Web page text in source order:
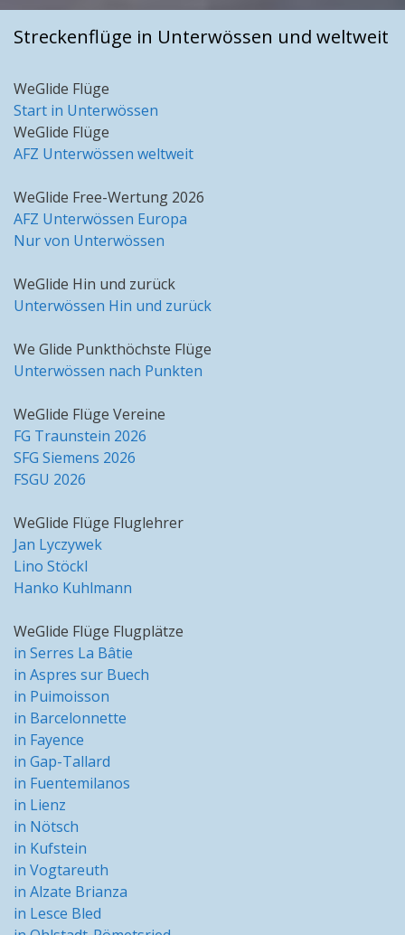
Streckenflüge in Unterwössen und weltweit
WeGlide Flüge
Start in Unterwössen
WeGlide Flüge
AFZ Unterwössen weltweit
WeGlide Free-Wertung 2026
AFZ Unterwössen Europa
Nur von Unterwössen
WeGlide Hin und zurück
Unterwössen Hin und zurück
We Glide Punkthöchste Flüge
Unterwössen nach Punkten
WeGlide Flüge Vereine
FG Traunstein 2026
SFG Siemens 2026
FSGU 2026
WeGlide Flüge Fluglehrer
Jan Lyczywek
Lino Stöckl
Hanko Kuhlmann
WeGlide Flüge Flugplätze
in Serres La Bâtie
in Aspres sur Buech
in Puimoisson
in Barcelonnette
in Fayence
in Gap-Tallard
in Fuentemilanos
in Lienz
in Nötsch
in Kufstein
in Vogtareuth
in Alzate Brianza
in Lesce Bled